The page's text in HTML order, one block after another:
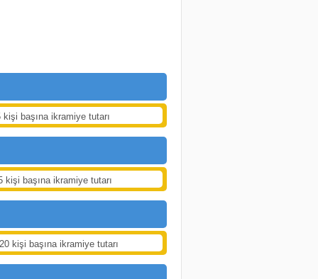
kişi başına ikramiye tutarı
kişi başına ikramiye tutarı
kişi başına ikramiye tutarı